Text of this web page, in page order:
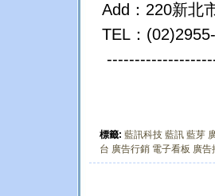
Add ： 220新北
TEL ：
標籤: 藍訊科技 藍訊 藍芽
台 廣告行銷 電子看板 廣告